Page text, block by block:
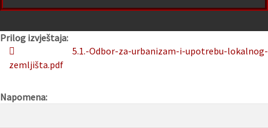
Prilog izvještaja:
5.1.-Odbor-za-urbanizam-i-upotrebu-lokalnog-
zemljišta.pdf
Napomena: